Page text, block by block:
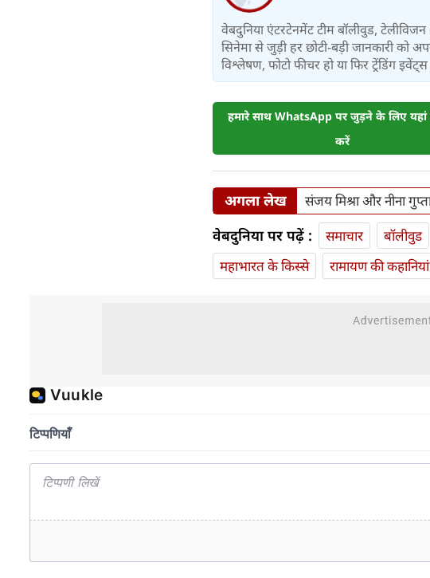
वेबदुनिया एंटरटेनमेंट टीम बॉलीवुड,
सिनेमा से जुड़ी हर छोटी-बड़ी जानकारी को
विश्लेषण, फोटो फीचर हो या फिर ट्रेंडिंग
हमारे साथ WhatsApp पर जुड़ने के लिए
करें
अगला लेख संजय मिश्रा और नीना
वेबदुनिया पर पढ़ें : समाचार बॉलीवुड
महाभारत के किस्से
रामायण की कहानियां